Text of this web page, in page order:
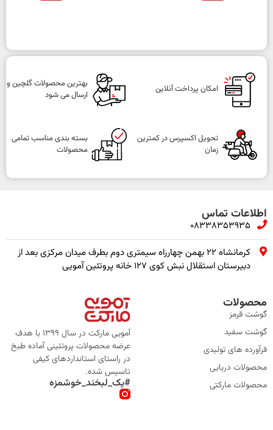
امکان پرداخت آنلاین
بهترین محصولات گلچین و
ارسال می شود
تحویل اکسپرس در کمترین
زمان
بسته بندی مناسب تمامی
محصولات
اطلاعات تماس
08338353935
کرمانشاه ۲۲ بهمن چهارراه سیمتری دوم بطرف میدان مرکزی بعد از
دبیرستان استقلال نبش کوی ۱۲۷ خانه پروتئین آمویی
محصولات
گوشت قرمز
گوشت سفید
فرآورده های تولیدی
محصولات دریایی
محصولات مارکتی
آمویی مارکت در سال 1399 با هدف
عرضه محصولات پروتئینی آماده طبخ
در راستای استانداردهای کیفی
تاسیس شده.
#یک_لبخند_خوشمزه